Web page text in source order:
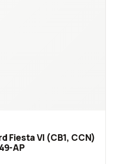
Fiesta VI (CB1, CCN)
AP